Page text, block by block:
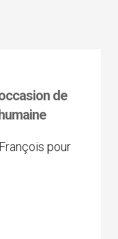
de
pour